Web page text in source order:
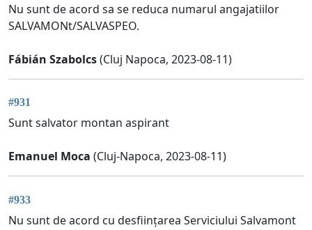
Nu sunt de acord sa se reduca numarul angajatiilor
SALVAMONt/SALVASPEO.
Fábián Szabolcs(Cluj Napoca, 2023-08-11)
#931
Sunt salvator montan aspirant
Emanuel Moca (Cluj-Napoca, 2023-08-11)
#933
Nu sunt de acord cu desființarea Serviciului Salvamont